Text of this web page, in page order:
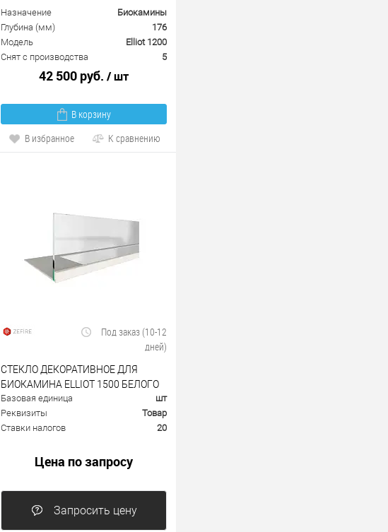
Назначение
Биокамины
Глубина (мм)
176
Модель
Elliot 1200
Снят с производства
5
42 500 руб. / шт
В корзину
В избранное
К сравнению
Под заказ (10-12
дней)
СТЕКЛО ДЕКОРАТИВНОЕ ДЛЯ
БИОКАМИНА ELLIOT 1500 БЕЛОГО
СО СТЕМАЛИТОМ
Базовая единица
шт
Реквизиты
Товар
Ставки налогов
20
Цена по запросу
Запросить цену